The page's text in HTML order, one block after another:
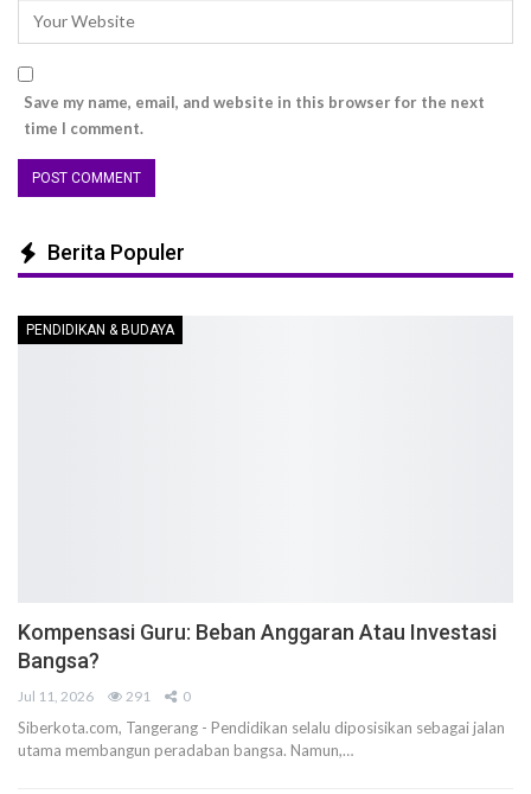
Save my name, email, and website in this browser for the next
time I comment.
Berita Populer
PENDIDIKAN & BUDAYA
Kompensasi Guru: Beban Anggaran Atau Investasi
Bangsa?
Jul 11, 2026 291 0
Siberkota.com, Tangerang - Pendidikan selalu diposisikan sebagai jalan
utama membangun peradaban bangsa. Namun,…